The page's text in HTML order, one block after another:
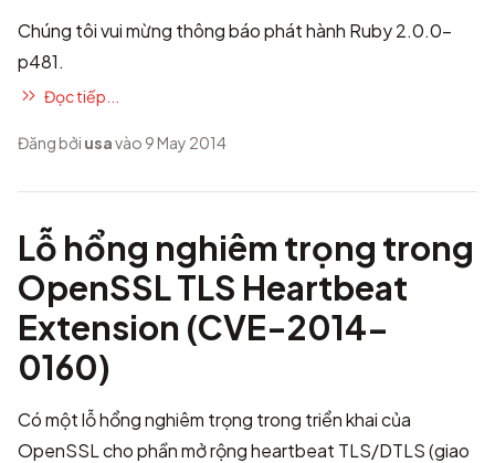
Chúng tôi vui mừng thông báo phát hành Ruby 2.0.0-
p481.
Đọc tiếp...
Đăng bởi usavào 9 May 2014
Lỗ hổng nghiêm trọng trong
OpenSSL TLS Heartbeat
Extension (CVE-2014-
0160)
Có một lỗ hổng nghiêm trọng trong triển khai của
OpenSSL cho phần mở rộng heartbeat TLS/DTLS (giao